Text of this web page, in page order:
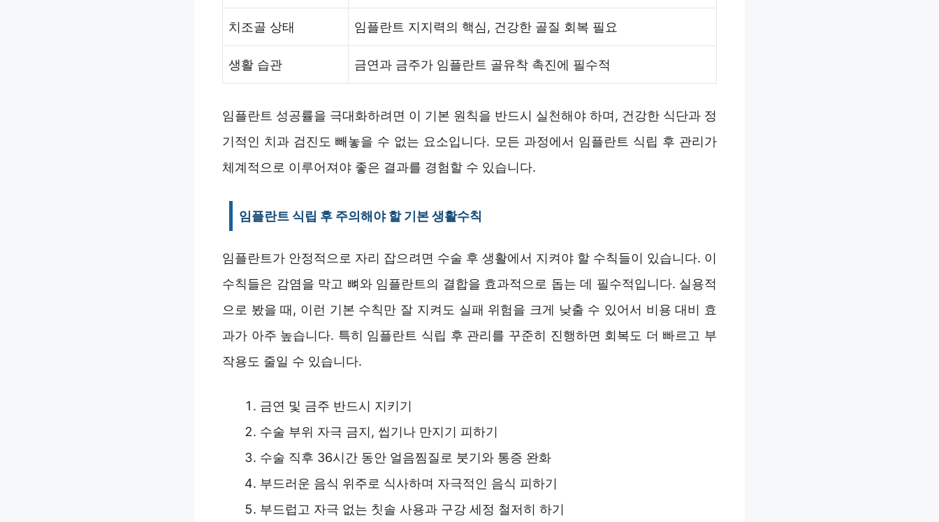
치조골 상태 임플란트 지지력의 핵심, 건강한 골질 회복 필요
생활 습관 금연과 금주가 임플란트 골유착 촉진에 필수적
임플란트 성공률을 극대화하려면 이 기본 원칙을 반드시 실천해야 하며, 건강한 식단과 정
기적인 치과 검진도 빼놓을 수 없는 요소입니다. 모든 과정에서 임플란트 식립 후 관리가
체계적으로 이루어져야 좋은 결과를 경험할 수 있습니다.
임플란트 식립 후 주의해야 할 기본 생활수칙
임플란트가 안정적으로 자리 잡으려면 수술 후 생활에서 지켜야 할 수칙들이 있습니다. 이
수칙들은 감염을 막고 뼈와 임플란트의 결합을 효과적으로 돕는 데 필수적입니다. 실용적
으로 봤을 때, 이런 기본 수칙만 잘 지켜도 실패 위험을 크게 낮출 수 있어서 비용 대비 효
과가 아주 높습니다. 특히 임플란트 식립 후 관리를 꾸준히 진행하면 회복도 더 빠르고 부
작용도 줄일 수 있습니다.
금연 및 금주 반드시 지키기
수술 부위 자극 금지, 씹기나 만지기 피하기
수술 직후 36시간 동안 얼음찜질로 붓기와 통증 완화
부드러운 음식 위주로 식사하며 자극적인 음식 피하기
부드럽고 자극 없는 칫솔 사용과 구강 세정 철저히 하기